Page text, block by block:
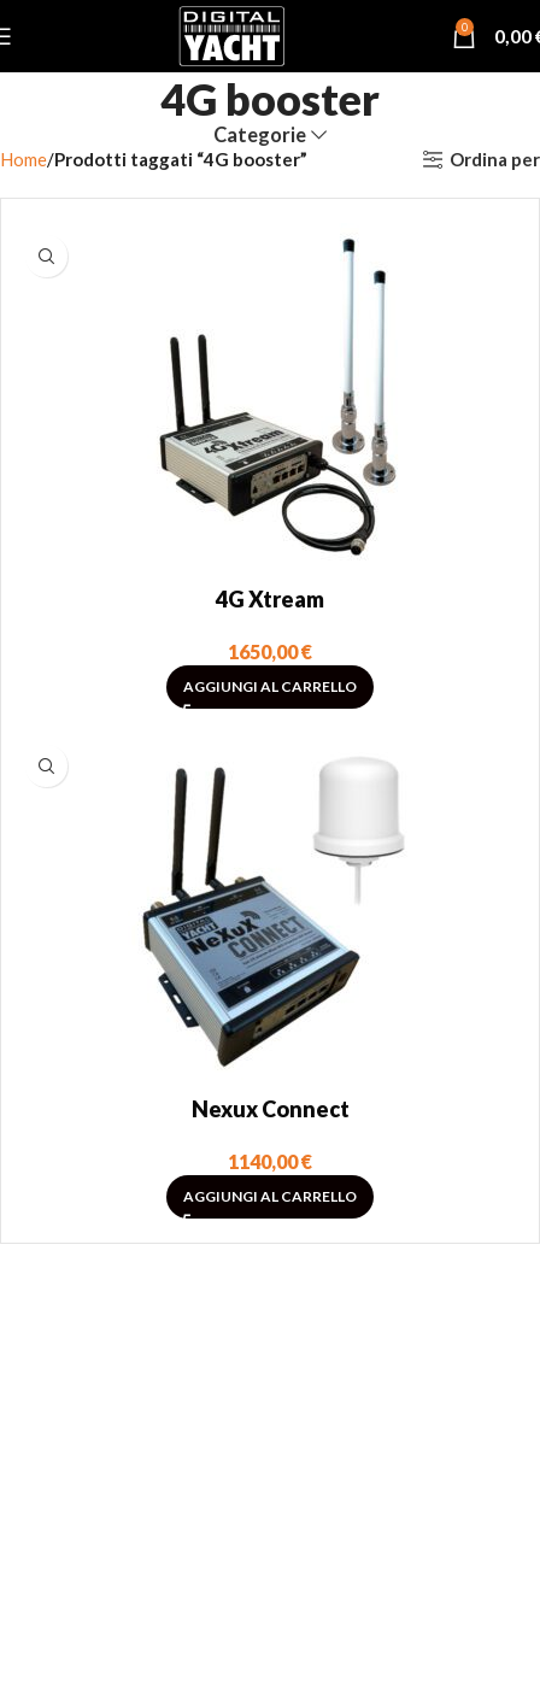
0 0,00
4G booster
Categorie
Home Prodotti taggati “4G booster” Ordina per
4G Xtream
1650,00€
AGGIUNGI AL CARRELLO
Nexux Connect
1140,00€
AGGIUNGI AL CARRELLO